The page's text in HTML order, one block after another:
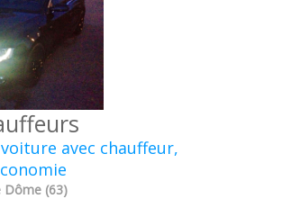
avec chauffeur,
Dôme (63)